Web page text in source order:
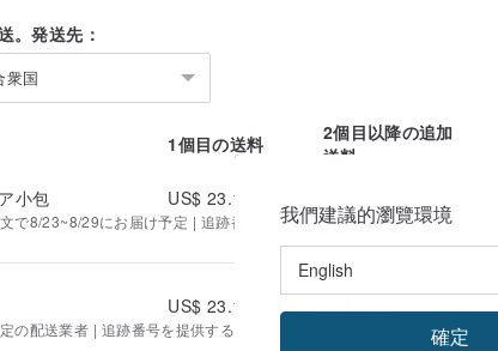
。発送先：
衆国
1個目の送料
2個目以降の追加
送料
小包
US$ 23.10
で8/23~8/29にお届け予定 | 追跡番号を提供する
US$ 23.10 US$ 0.33
の配送業者 | 追跡番号を提供する
我們建議的瀏覽環境
確定